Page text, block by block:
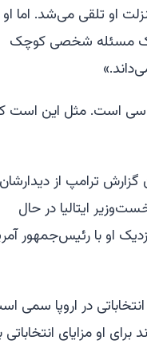
او تلقی می‌شد. اما او
مسئله شخصی کوچک
است. مثل این است
ترامپ از
ایتالیا در حال
او با رئیس‌جمهور
در اروپا سمی
او مزایای انتخاباتی